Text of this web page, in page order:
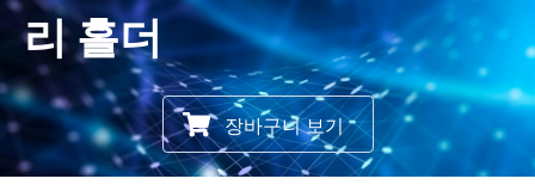
리 홀더
장바구니 보기